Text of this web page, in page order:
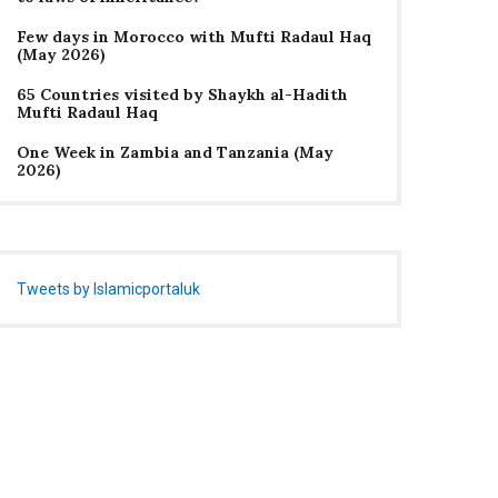
Few days in Morocco with Mufti Radaul Haq
(May 2026)
65 Countries visited by Shaykh al-Hadith
Mufti Radaul Haq
One Week in Zambia and Tanzania (May
2026)
Tweets by Islamicportaluk